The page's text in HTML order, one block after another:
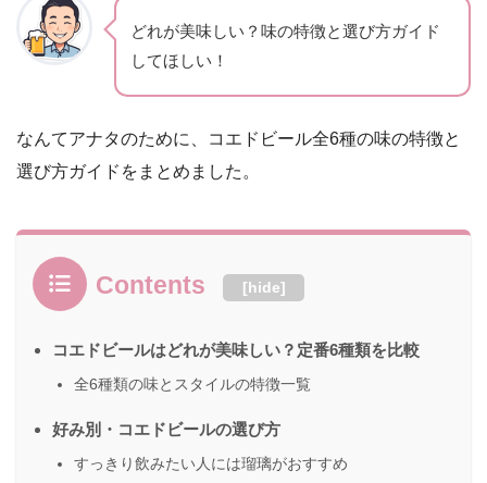
どれが美味しい？味の特徴と選び方ガイド
してほしい！
なんてアナタのために、コエドビール全6種の味の特徴と
選び方ガイドをまとめました。
Contents [hide]
コエドビールはどれが美味しい？定番6種類を比較
全6種類の味とスタイルの特徴一覧
好み別・コエドビールの選び方
すっきり飲みたい人には瑠璃がおすすめ